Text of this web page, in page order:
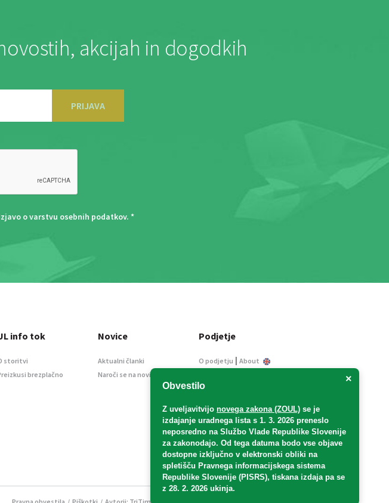
akcijah in dogodkih
PRIJAVA
o varstvu osebnih podatkov. *
×
Obvestilo
Z uveljavitvijo novega zakona (ZOUL) se je
izdajanje uradnega lista s 1. 3. 2026 preneslo
neposredno na Službo Vlade Republike Slovenije
za zakonodajo. Od tega datuma bodo vse objave
dostopne izključno v elektronski obliki na
spletišču Pravnega informacijskega sistema
Republike Slovenije (PISRS), tiskana izdaja pa se
z 28. 2. 2026 ukinja.
info tok
storitvi
brezplačno
Novice
Aktualni članki
Naroči se na novice
Podjetje
O podjetju | About
Informacije javnega
Oglaševanje
Splošni pogoji
Izjava o varstvu osebnih
podatkov
E-dražbe